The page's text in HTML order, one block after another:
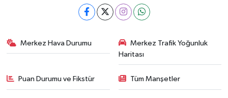
Merkez Hava Durumu
Merkez Trafik Yoğunluk
Haritası
Puan Durumu ve Fikstür Tüm Manşetler